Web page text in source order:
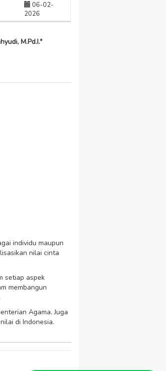
06-02-
2026
M.Pd.I."
individu maupun
nilai cinta
setiap aspek
membangun
Agama. Juga
di Indonesia.